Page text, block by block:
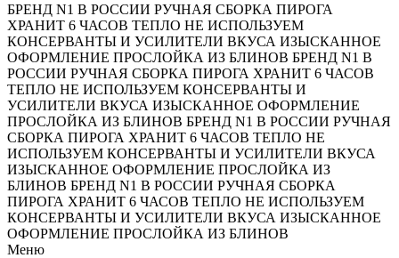
БРЕНД N1 В РОССИИ РУЧНАЯ СБОРКА ПИРОГА
ХРАНИТ 6 ЧАСОВ ТЕПЛО НЕ ИСПОЛЬЗУЕМ
КОНСЕРВАНТЫ И УСИЛИТЕЛИ ВКУСА ИЗЫСКАННОЕ
ОФОРМЛЕНИЕ ПРОСЛОЙКА ИЗ БЛИНОВ БРЕНД N1 В
РОССИИ РУЧНАЯ СБОРКА ПИРОГА ХРАНИТ 6 ЧАСОВ
ТЕПЛО НЕ ИСПОЛЬЗУЕМ КОНСЕРВАНТЫ И
УСИЛИТЕЛИ ВКУСА ИЗЫСКАННОЕ ОФОРМЛЕНИЕ
ПРОСЛОЙКА ИЗ БЛИНОВ БРЕНД N1 В РОССИИ РУЧНАЯ
СБОРКА ПИРОГА ХРАНИТ 6 ЧАСОВ ТЕПЛО НЕ
ИСПОЛЬЗУЕМ КОНСЕРВАНТЫ И УСИЛИТЕЛИ ВКУСА
ИЗЫСКАННОЕ ОФОРМЛЕНИЕ ПРОСЛОЙКА ИЗ
БЛИНОВ БРЕНД N1 В РОССИИ РУЧНАЯ СБОРКА
ПИРОГА ХРАНИТ 6 ЧАСОВ ТЕПЛО НЕ ИСПОЛЬЗУЕМ
КОНСЕРВАНТЫ И УСИЛИТЕЛИ ВКУСА ИЗЫСКАННОЕ
ОФОРМЛЕНИЕ ПРОСЛОЙКА ИЗ БЛИНОВ
Меню